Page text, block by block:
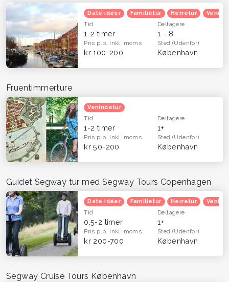
Date idéer Familietur Herretur
Tid
1-2 timer
Deltagere
1 - 8
Pris p.p. Inkl. moms
kr 100-200
Sted(Udenfor)
København
Fruentimmerture
Venindetur
Tid
1-2 timer
Deltagere
1+
Pris p.p. Inkl. moms
kr 50-200
Sted(Udenfor)
København
Guidet Segway tur med Segway Tours Copenhagen
Date idéer Familietur Herretur
Tid
0,5-2 timer
Deltagere
1+
Pris p.p. Inkl. moms
kr 200-700
Sted(Udenfor)
København
Segway Cruise Tours København